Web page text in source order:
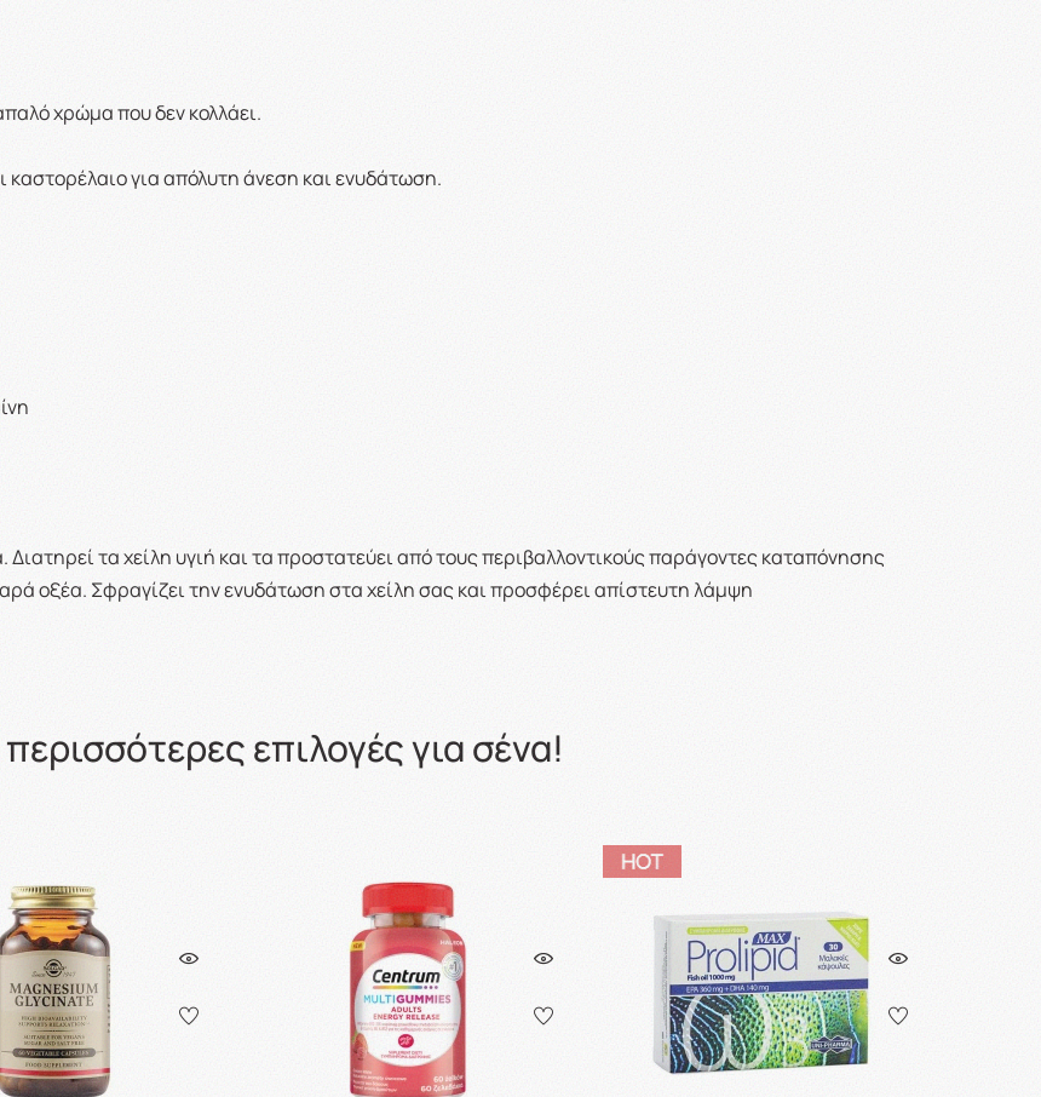
χρώμα που δεν κολλάει.
καστορέλαιο για απόλυτη άνεση και ενυδάτωση.
Διατηρεί τα χείλη υγιή και τα προστατεύει από τους περιβαλλοντικούς παράγοντες καταπόνησης
οξέα. Σφραγίζει την ενυδάτωση στα χείλη σας και προσφέρει απίστευτη λάμψη
επιλογές για σένα!